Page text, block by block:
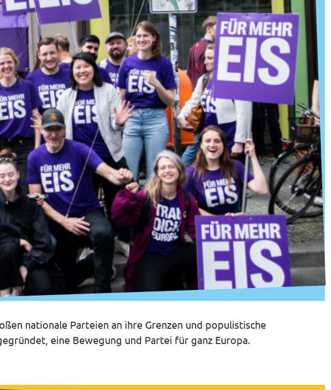
nationale Parteien an ihre Grenzen und populistische
eine Bewegung und Partei für ganz Europa.